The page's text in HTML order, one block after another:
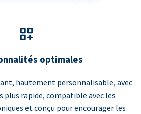
optimales
hautement personnalisable, avec
plus rapide, compatible avec les
et conçu pour encourager les